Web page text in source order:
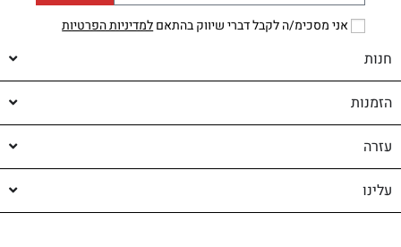
אני מסכימ/ה לקבל דברי שיווק בהתאםלמדיניות הפרטיות
חנות
הזמנות
עזרה
עלינו